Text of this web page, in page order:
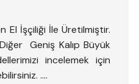
El İşçiliği İle Üretilmiştir.
Geniş Kalıp Büyük
incelemek için
….